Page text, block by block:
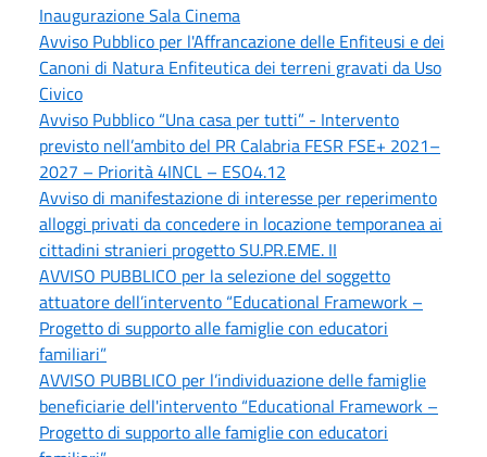
Inaugurazione Sala Cinema
Avviso Pubblico per l'Affrancazione delle Enfiteusi e dei
Canoni di Natura Enfiteutica dei terreni gravati da Uso
Civico
Avviso Pubblico “Una casa per tutti” - Intervento
previsto nell’ambito del PR Calabria FESR FSE+ 2021–
2027 – Priorità 4INCL – ESO4.12
Avviso di manifestazione di interesse per reperimento
alloggi privati da concedere in locazione temporanea ai
cittadini stranieri progetto SU.PR.EME. II
AVVISO PUBBLICO per la selezione del soggetto
attuatore dell’intervento “Educational Framework –
Progetto di supporto alle famiglie con educatori
familiari”
AVVISO PUBBLICO per l’individuazione delle famiglie
beneficiarie dell'intervento “Educational Framework –
Progetto di supporto alle famiglie con educatori